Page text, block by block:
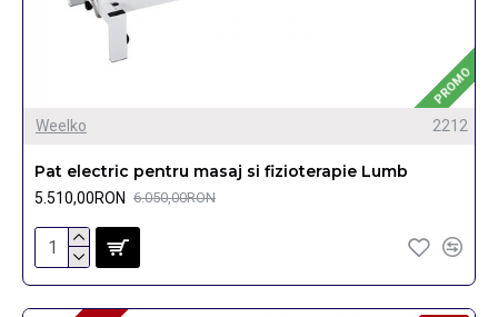
PROMO
Weelko 2212
Pat electric pentru masaj si fizioterapie Lumb
5.510,00RON 6.050,00RON